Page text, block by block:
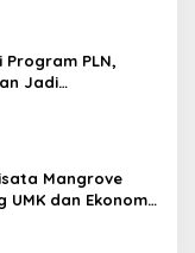
Program PLN,
Jadi
Saing
Mangrove
UMK dan Ekonomi